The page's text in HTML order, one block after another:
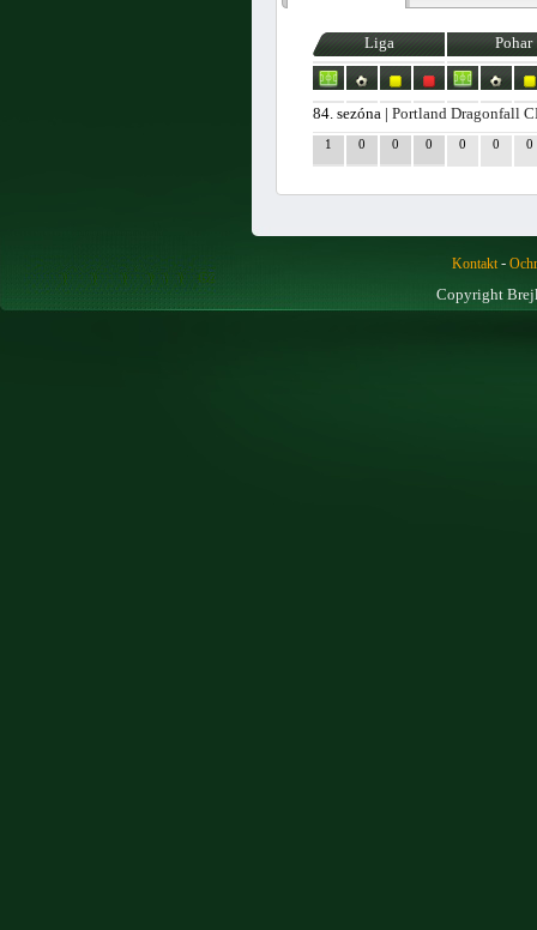
Liga Pohar
84. sezóna |Portland Dragonfall
1 0 0 0 0 0 0
Kontakt-
Copyright